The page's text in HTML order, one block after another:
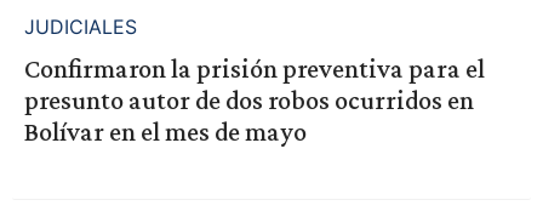
JUDICIALES
Confirmaron la prisión preventiva para el
presunto autor de dos robos ocurridos en
Bolívar en el mes de mayo